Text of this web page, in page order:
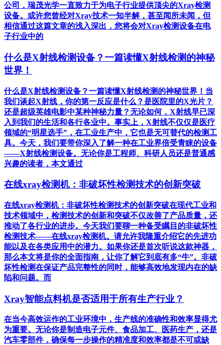
公司，瑞茂光学一直致力于为电子行业提供顶尖的Xray检测
设备。或许您曾经对Xray技术一知半解，甚至闻所未闻，但
相信通过这篇文章的浅入深出，您将会对Xray检测设备在电
子行业中的
什么是X射线检测设备？一篇读懂X射线检测的神秘
世界！
什么是X射线检测设备？一篇读懂X射线检测的神秘世界！当
我们谈起X射线，你的第一反应是什么？是医院里的X光片？
还是超级英雄电影中某种神秘力量？无论如何，X射线早已深
入到我们的生活和各行各业中。事实上，X射线不仅仅是医疗
领域的“明星选手”，在工业生产中，它也是无可替代的检测工
具。今天，我们要带你深入了解一种在工业界倍受青睐的设备
——X射线检测设备。无论你是工程师、科研人员还是普通感
兴趣的读者，本文通过
在线xray检测机：非破坏性检测技术的创新突破
在线xray检测机：非破坏性检测技术的创新突破在现代工业和
技术领域中，检测技术的创新和突破不仅改善了产品质量，还
推动了各行业的进步。今天我们要聊一种备受瞩目的非破坏性
检测技术——在线xray检测机。请允许我隆重介绍它的先进功
能以及在各类应用中的潜力。如果你还是首次听说这款神器，
那么本文将是你的全面指南，让你了解它到底有多“牛”。非破
坏性检测在保证产品完整性的同时，能够高效地发现内在的缺
陷和问题。而
Xray智能点料机是否适用于所有生产行业？
在当今高效运作的工业环境中，生产线的准确性和效率显得尤
为重要。无论你是制造电子元件、食品加工、医药生产，还是
汽车零部件，确保每一步操作的精准度和效率都是不可或缺